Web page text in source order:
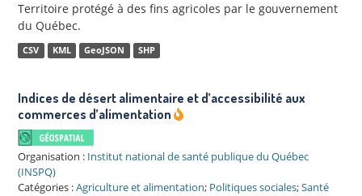
Territoire protégé à des fins agricoles par le gouvernement
du Québec.
CSV KML GeoJSON SHP
Indices de désert alimentaire et d’accessibilité aux
commerces d’alimentation
Organisation : Institut national de santé publique du Québec
(INSPQ)
Catégories :Agriculture et alimentation; Politiques sociales;Santé